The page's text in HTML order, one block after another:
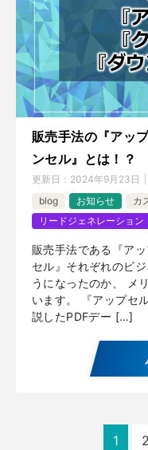
販売手法の『アッ
ンセル』とは！？
更新日： 2024年9月23日
blog
お知らせ カ
リードジェネレーション
販売手法である『ア
セル』それぞれのビ
うになったのか、 メ
います。 『アップセ
説したPDFデー […]
1 2